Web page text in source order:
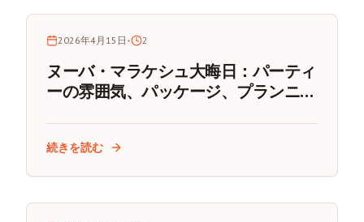
2026年4月15日 • 2
ヌーバ・マラケシュ大晦日：パーティ
ーの雰囲気、パッケージ、プランニン
続きを読む